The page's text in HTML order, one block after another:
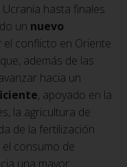
hasta finales
un nuevo
el conflicto en Oriente
además de las
hacia un
, apoyado en la
la agricultura de
de la fertilización
consumo de
una mayor